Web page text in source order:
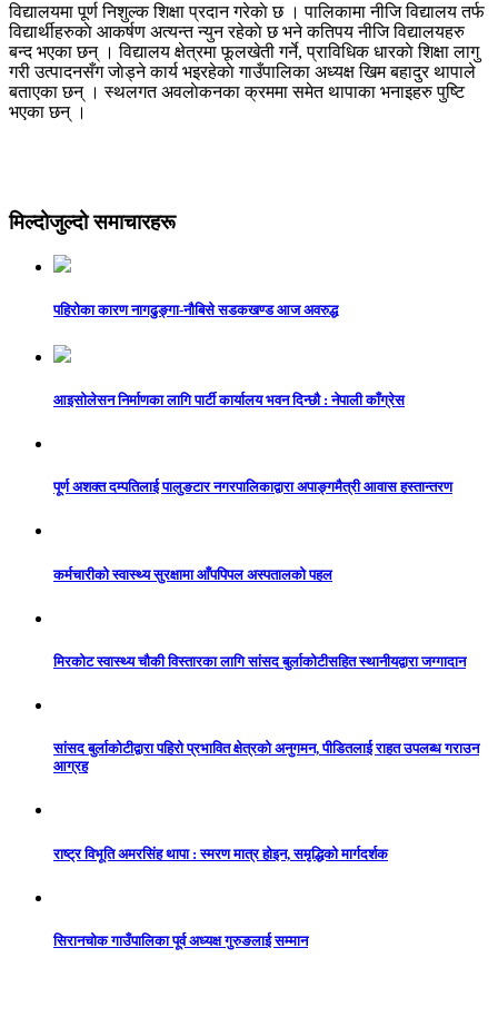
विद्यालयमा पूर्ण निशुल्क शिक्षा प्रदान गरेकाे छ । पालिकामा नीजि विद्यालय तर्फ
विद्यार्थीहरुकाे आकर्षण अत्यन्त न्युन रहेकाे छ भने कतिपय नीजि विद्यालयहरु
बन्द भएका छन् । विद्यालय क्षेत्रमा फूलखेती गर्ने, प्राविधिक धारकाे शिक्षा लागु
गरी उत्पादनसँग जाेड्ने कार्य भइरहेकाे गाउँपालिका अध्यक्ष खिम बहादुर थापाले
बताएका छन् । स्थलगत अवलाेकनका क्रममा समेत थापाका भनाइहरु पुष्टि
भएका छन् ।
मिल्दोजुल्दो समाचारहरू
पहिरोका कारण नागढुङ्गा-नौबिसे सडकखण्ड आज अवरुद्ध
आइसाेलेसन निर्माणका लागि पार्टी कार्यालय भवन दिन्छाै‌‌ : नेपाली काँग्रेस
पूर्ण अशक्त दम्पतिलाई पालुङटार नगरपालिकाद्वारा अपाङ्गमैत्री आवास हस्तान्तरण
कर्मचारीको स्वास्थ्य सुरक्षामा आँपपिपल अस्पतालको पहल
मिरकोट स्वास्थ्य चौकी विस्तारका लागि सांसद बुर्लाकोटीसहित स्थानीयद्वारा जग्गादान
सांसद बुर्लाकोटीद्वारा पहिरो प्रभावित क्षेत्रको अनुगमन, पीडितलाई राहत उपलब्ध गराउन
आग्रह
राष्ट्र विभूति अमरसिंह थापा : स्मरण मात्र होइन, समृद्धिको मार्गदर्शक
सिरानचोक गाउँपालिका पूर्व अध्यक्ष गुरुङलाई सम्मान